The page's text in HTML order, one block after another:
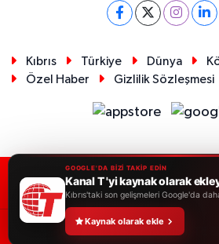
Kıbrıs Türkiye Dünya
Özel Haber
Gizlilik Sözleşmesi
RSS Copyright © 2026.
Haber Yazılımı:
GOOGLE'DA BİZİ TAKİP EDİN
Kanal T 'yi kaynak olarak
Kıbrıs'taki son gelişmeleri Google'da
Kaynak olarak ekle